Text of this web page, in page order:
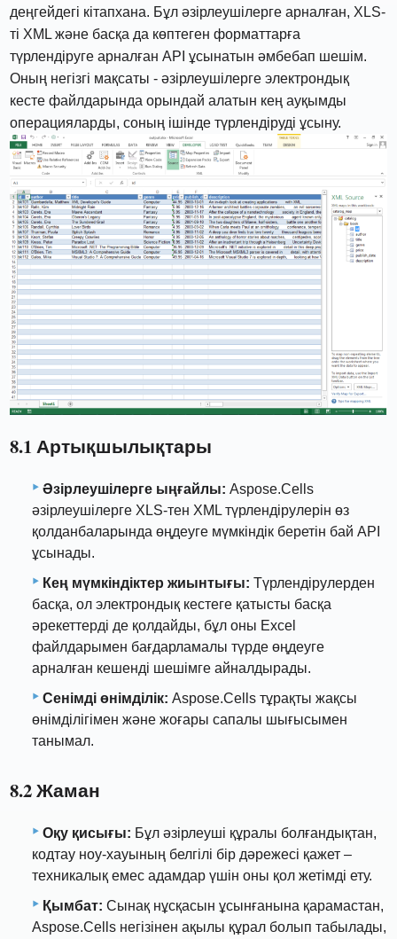
деңгейдегі кітапхана. Бұл әзірлеушілерге арналған, XLS-
ті XML және басқа да көптеген форматтарға
түрлендіруге арналған API ұсынатын әмбебап шешім.
Оның негізгі мақсаты - әзірлеушілерге электрондық
кесте файлдарында орындай алатын кең ауқымды
операцияларды, соның ішінде түрлендіруді ұсыну.
8.1 Артықшылықтары
Әзірлеушілерге ыңғайлы: Aspose.Cells
әзірлеушілерге XLS-тен XML түрлендірулерін өз
қолданбаларында өңдеуге мүмкіндік беретін бай API
ұсынады.
Кең мүмкіндіктер жиынтығы: Түрлендірулерден
басқа, ол электрондық кестеге қатысты басқа
әрекеттерді де қолдайды, бұл оны Excel
файлдарымен бағдарламалы түрде өңдеуге
арналған кешенді шешімге айналдырады.
Сенімді өнімділік: Aspose.Cells тұрақты жақсы
өнімділігімен және жоғары сапалы шығысымен
танымал.
8.2 Жаман
Оқу қисығы: Бұл әзірлеуші ​​​​құралы болғандықтан,
кодтау ноу-хауының белгілі бір дәрежесі қажет –
техникалық емес адамдар үшін оны қол жетімді ету.
Қымбат: Сынақ нұсқасын ұсынғанына қарамастан,
Aspose.Cells негізінен ақылы құрал болып табылады,